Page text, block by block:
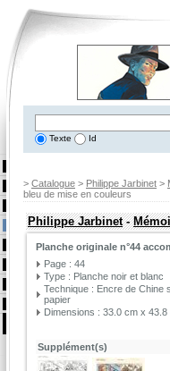
Texte Id
> Catalogue > Philippe Jarbinet >
bleu de mise en couleurs
Philippe Jarbinet-
Planche originale n°44
Page : 44
Type : Planche noir et blanc
Technique : Encre de Chine
papier
Dimensions : 33.0 cm x 43.8
Supplément(s)